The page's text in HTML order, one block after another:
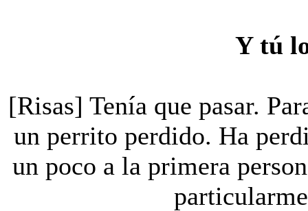
Y tú
[Risas] Tenía que pasar.
un perrito perdido. Ha
un poco a la primera